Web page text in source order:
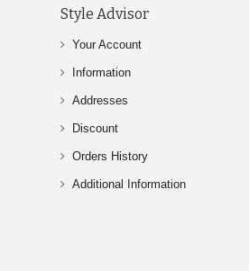
Style Advisor
Your Account
Information
Addresses
Discount
Orders History
Additional Information